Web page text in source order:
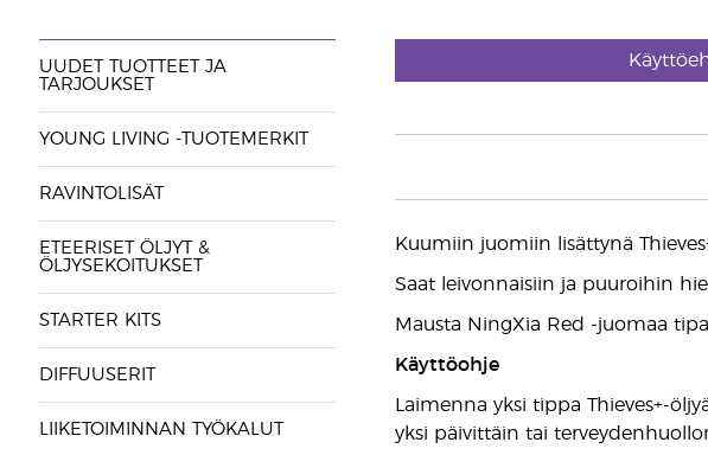
UUDET TUOTTEET JA
TARJOUKSET
YOUNG LIVING -TUOTEMERKIT
RAVINTOLISÄT
ETEERISET ÖLJYT &
ÖLJYSEKOITUKSET
STARTER KITS
DIFFUUSERIT
LIIKETOIMINNAN TYÖKALUT
Kuumiin juomiin lisättynä
Saat leivonnaisiin ja puuroihin
Mausta NingXia Red -juomaa
Käyttöohje
Laimenna yksi tippa Thieves+-
yksi päivittäin tai